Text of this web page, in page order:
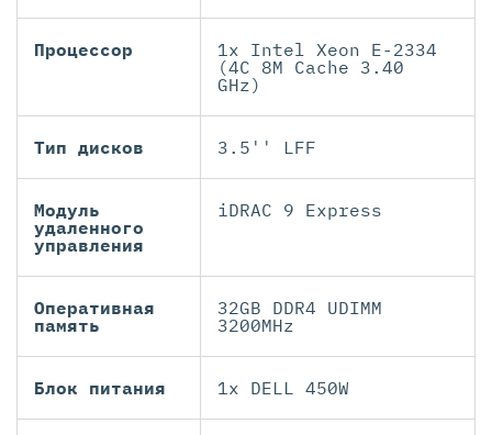
Процессор
1x Intel Xeon E-2334
(4C 8M Cache 3.40
GHz)
Тип дисков 3.5'' LFF
Модуль
удаленного
управления
iDRAC 9 Express
Оперативная
память
32GB DDR4 UDIMM
3200MHz
Блок питания 1x DELL 450W